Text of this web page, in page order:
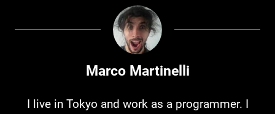
Marco Martinelli
I live in Tokyo and work as a programmer. I